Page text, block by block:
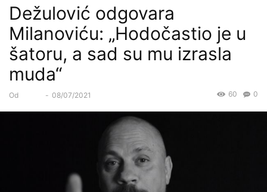
Dežulović odgovara
Milanoviću: „Hodočastio je u
šatoru, a sad su mu izrasla
muda“
Od - 08/07/2021 0
60